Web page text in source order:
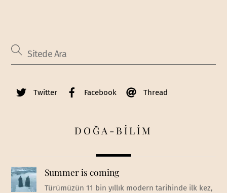
Twitter Facebook Thread
DOĞA-BİLİM
Summer is coming
Türümüzün 11 bin yıllık modern tarihinde ilk kez,